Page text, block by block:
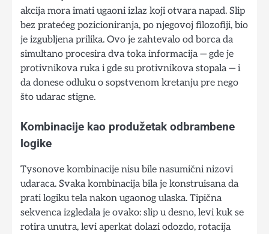
akcija mora imati ugaoni izlaz koji otvara napad. Slip
bez pratećeg pozicioniranja, po njegovoj filozofiji, bio
je izgubljena prilika. Ovo je zahtevalo od borca da
simultano procesira dva toka informacija — gde je
protivnikova ruka i gde su protivnikova stopala — i
da donese odluku o sopstvenom kretanju pre nego
što udarac stigne.
Kombinacije kao produžetak odbrambene
logike
Tysonove kombinacije nisu bile nasumični nizovi
udaraca. Svaka kombinacija bila je konstruisana da
prati logiku tela nakon ugaonog ulaska. Tipična
sekvenca izgledala je ovako: slip u desno, levi kuk se
rotira unutra, levi aperkat dolazi odozdo, rotacija